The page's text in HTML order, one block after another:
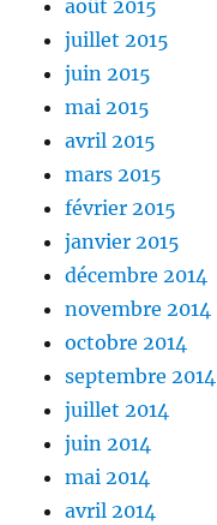
août 2015
juillet 2015
juin 2015
mai 2015
avril 2015
mars 2015
février 2015
janvier 2015
décembre 2014
novembre 2014
octobre 2014
septembre 2014
juillet 2014
juin 2014
mai 2014
avril 2014